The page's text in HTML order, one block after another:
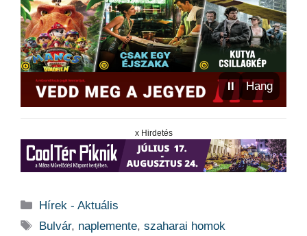
⏸ Hang
x Hirdetés
Kategória
Hírek - Aktuális
Címkék
Bulvár, naplemente,szaharai homok